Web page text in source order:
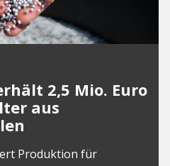
2,5 Mio. Euro
aus
Produktion für